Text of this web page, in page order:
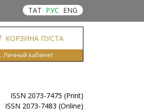
ТАТ РУС ENG
КОРЗИНА ПУСТА
Личный кабинет
ISSN 2073-7475 (Print)
ISSN 2073-7483 (Online)